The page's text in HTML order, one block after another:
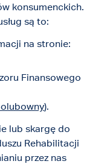
konsumenckich.
są to:
na stronie:
Finansowego
).
lub skargę do
Rehabilitacji
przez nas